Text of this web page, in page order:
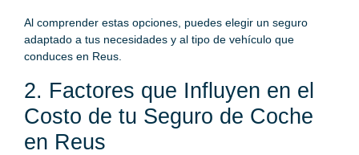
Al comprender estas opciones, puedes elegir un seguro
adaptado a tus necesidades y al tipo de vehículo que
conduces en Reus.
2. Factores que Influyen en el
Costo de tu Seguro de Coche
en Reus